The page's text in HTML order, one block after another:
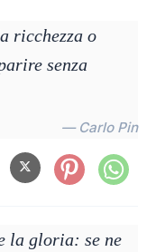
ricchezza o
senza
— Carlo Pin
la gloria: se ne